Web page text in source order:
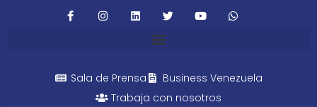
Sala de Prensa
Business Venezuela
Trabaja con nosotros